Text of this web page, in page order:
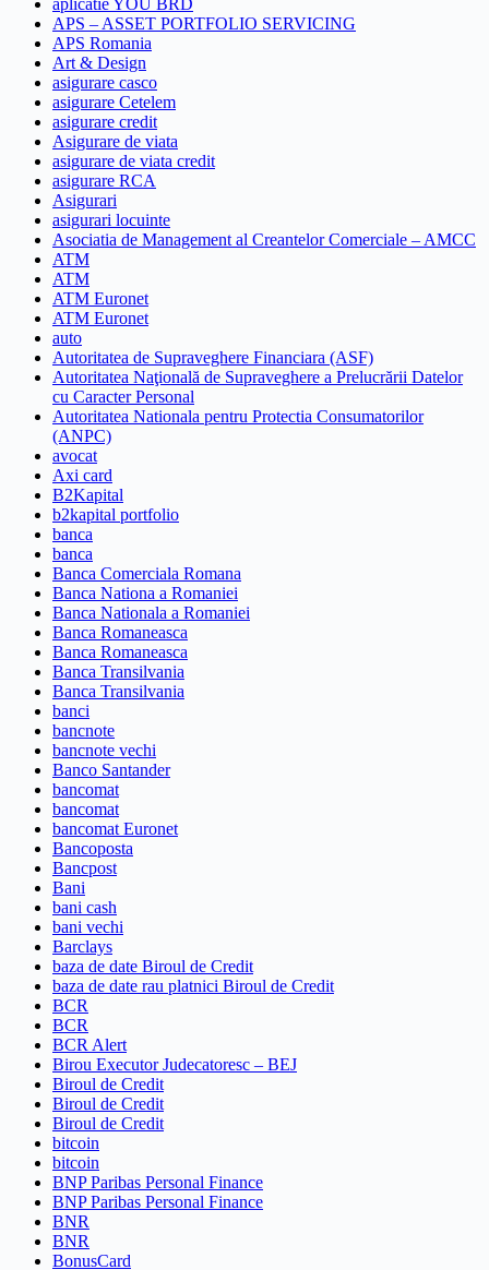
APS – ASSET PORTFOLIO SERVICING
APS Romania
Art & Design
asigurare casco
asigurare Cetelem
asigurare credit
Asigurare de viata
asigurare de viata credit
asigurare RCA
Asigurari
asigurari locuinte
Asociatia de Management al Creantelor Comerciale – AMCC
ATM
ATM
ATM Euronet
ATM Euronet
auto
Autoritatea de Supraveghere Financiara (ASF)
Autoritatea Naţională de Supraveghere a Prelucrării Datelor
cu Caracter Personal
Autoritatea Nationala pentru Protectia Consumatorilor
(ANPC)
avocat
Axi card
B2Kapital
b2kapital portfolio
banca
banca
Banca Comerciala Romana
Banca Nationa a Romaniei
Banca Nationala a Romaniei
Banca Romaneasca
Banca Romaneasca
Banca Transilvania
Banca Transilvania
banci
bancnote
bancnote vechi
Banco Santander
bancomat
bancomat
bancomat Euronet
Bancoposta
Bancpost
Bani
bani cash
bani vechi
Barclays
baza de date Biroul de Credit
baza de date rau platnici Biroul de Credit
BCR
BCR
BCR Alert
Birou Executor Judecatoresc – BEJ
Biroul de Credit
Biroul de Credit
Biroul de Credit
bitcoin
bitcoin
BNP Paribas Personal Finance
BNP Paribas Personal Finance
BNR
BNR
BonusCard